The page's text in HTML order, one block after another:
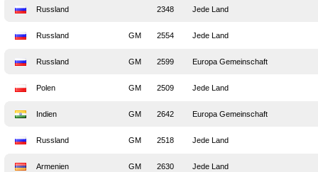
Russland 2348 Jede Land
Russland GM 2554 Jede Land
Russland GM 2599 Europa Gemeinschaft
Polen GM 2509 Jede Land
Indien GM 2642 Europa Gemeinschaft
Russland GM 2518 Jede Land
Armenien GM 2630 Jede Land